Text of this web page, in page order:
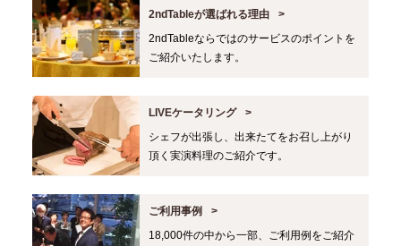
2ndTableが選ばれる理由
2ndTableならではのサービスのポイントを
ご紹介いたします。
LIVEケータリング
シェフが出張し、出来たてをお召し上がり
頂く実演料理のご紹介です。
ご利用事例
18,000件の中から一部、ご利用例をご紹介